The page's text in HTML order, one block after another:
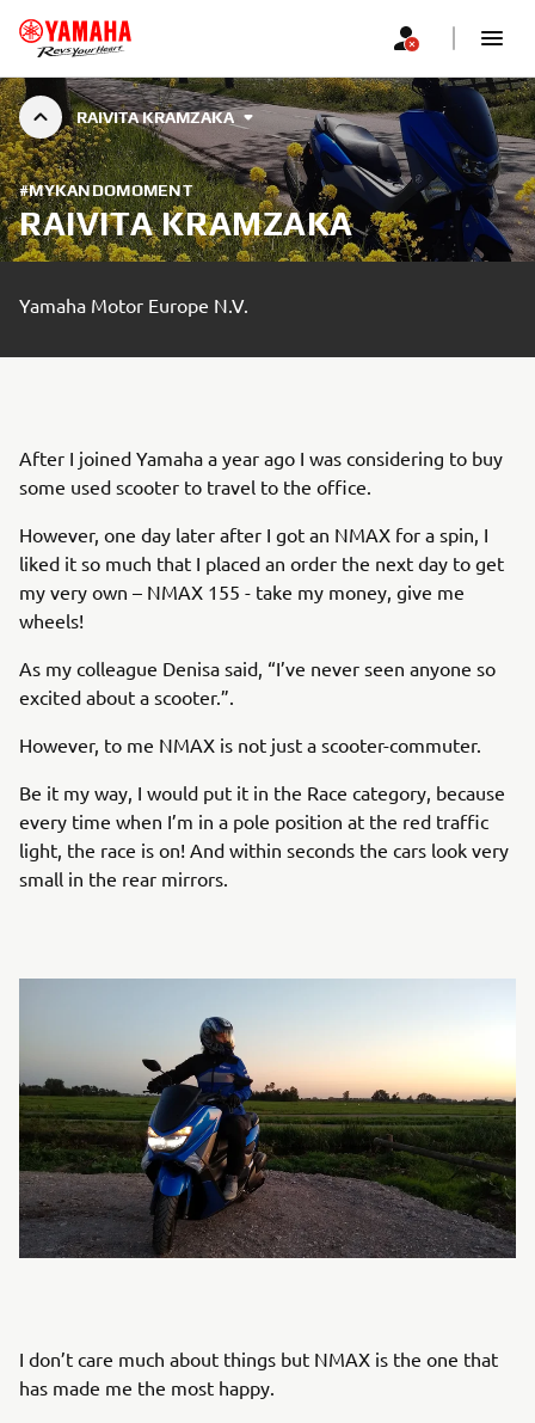
RAIVITA KRAMZAKA
#MYKANDOMOMENT
RAIVITA KRAMZAKA
Yamaha Motor Europe N.V.
After I joined Yamaha a year ago I was considering to buy
some used scooter to travel to the office.
However, one day later after I got an NMAX for a spin, I
liked it so much that I placed an order the next day to get
my very own – NMAX 155 - take my money, give me
wheels!
As my colleague Denisa said, “I’ve never seen anyone so
excited about a scooter.”.
However, to me NMAX is not just a scooter-commuter.
Be it my way, I would put it in the Race category, because
every time when I’m in a pole position at the red traffic
light, the race is on! And within seconds the cars look very
small in the rear mirrors.
I don’t care much about things but NMAX is the one that
has made me the most happy.